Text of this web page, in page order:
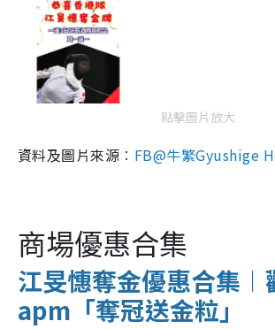
點擊圖片放大
資料及圖片來源︰ FB@牛繁Gyushige
商場優惠合集
江旻憓奪金優惠合集︱
apm「奪冠送金粒」